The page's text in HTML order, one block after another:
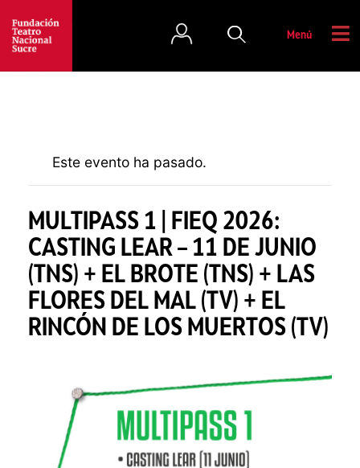
Menú
Este evento ha pasado.
MULTIPASS 1 | FIEQ 2026:
CASTING LEAR – 11 DE JUNIO
(TNS) + EL BROTE (TNS) + LAS
FLORES DEL MAL (TV) + EL
RINCÓN DE LOS MUERTOS (TV)